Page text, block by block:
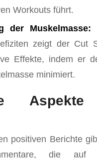
Workouts führt.
der Muskelmasse:
zeigt der Cut
Effekte, indem er
minimiert.
positiven Berichte
die auf